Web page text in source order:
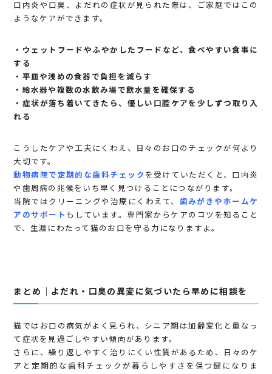
口内炎や口臭、よだれの症状が見られた際は、ご家庭ではこの
ようなケアができます。
・ウェットフードやふやかしたフードなど、食べやすい食事に
する
・平皿や浅めの食器で負担を減らす
・給水器や複数の水飲み場で飲水量を確保する
・症状が落ち着いてきたら、優しい口腔ケアを少しずつ取り入
れる
こうしたケアや工夫にくわえ、日々のお口のチェックが何より
大切です。
動物病院で定期的な歯科チェック を受けていただくと、口内炎
や歯周病の兆候をいち早く見つけることにつながります。
当院ではクリーニングや治療にくわえて、 歯みがきやホームケ
アのサポート もしています。専門家からケアのコツを知ること
で、生涯にわたって猫のお口を守る力になりますよ。
まとめ｜よだれ・口臭の異変に気づいたら早めに相談を
猫ではお口の病気がよく見られ、シニア期は加齢変化と重なっ
て症状を見過ごしやすい傾向があります。
さらに、繰り返しやすく治りにくい性質があるため、日々のケ
アと定期的な歯科チェックが暮らしやすさを保つ鍵になりま